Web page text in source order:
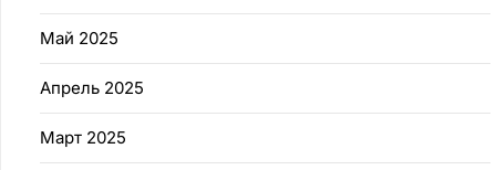
Май 2025
Апрель 2025
Март 2025